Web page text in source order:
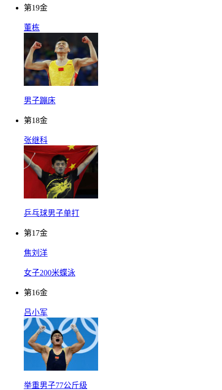
第19金
董栋
男子蹦床
第18金
张继科
乒乓球男子单打
第17金
焦刘洋
女子200米蝶泳
第16金
吕小军
举重男子77公斤级